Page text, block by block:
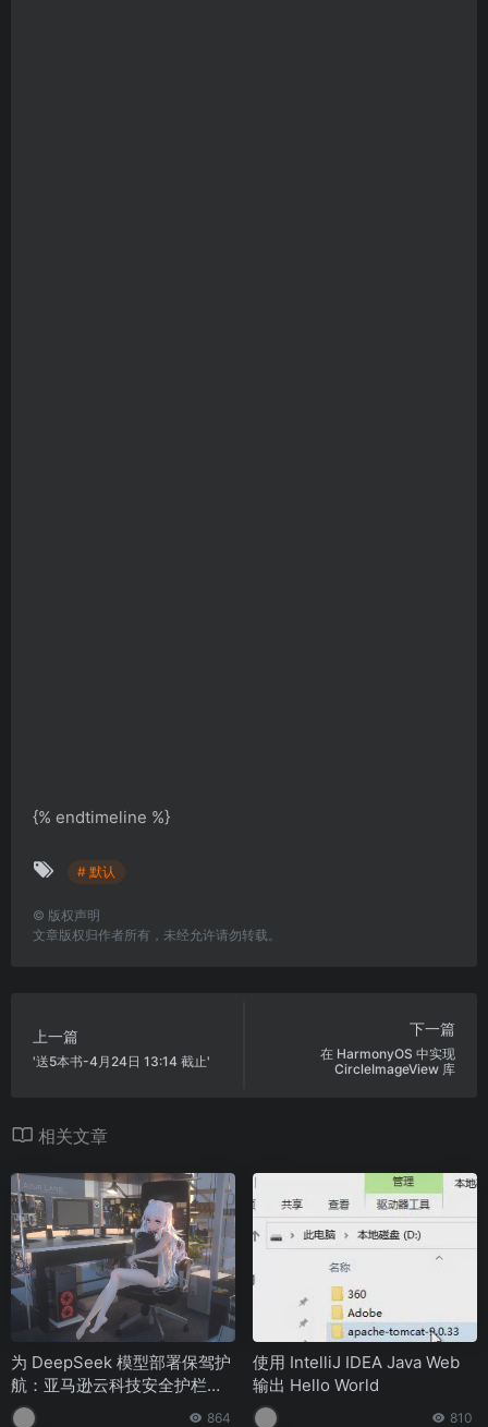
{% endtimeline %}
# 默认
© 版权声明
文章版权归作者所有，未经允许请勿转载。
上一篇
'送5本书-4月24日 13:14 截止'
下一篇
在 HarmonyOS 中实现
CircleImageView 库
相关文章
为 DeepSeek 模型部署保驾护
航：亚马逊云科技安全护栏解
决方案
864
使用 IntelliJ IDEA Java Web
输出 Hello World
810